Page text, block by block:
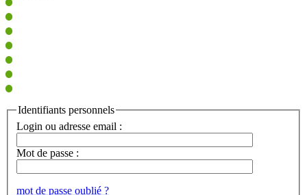
Identifiants personnels
Login ou adresse email :
Mot de passe :
mot de passe oublié ?